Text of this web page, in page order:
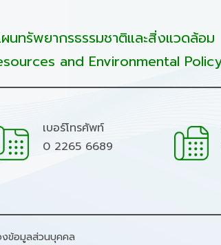
นทรัพยากรธรรมชาติและสิ่งแวดล้อม
and Environmental
เบอร์โทรศัพท์
0 2265 6689
งข้อมูลส่วนบุคคล